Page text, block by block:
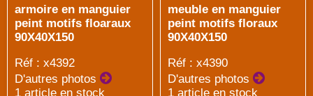
armoire en manguier
peint motifs floaraux
90X40X150
Réf : x4392
D'autres photos
1 article en stock
meuble en manguier
peint motifs floraux
90X40X150
Réf : x4390
D'autres photos
1 article en stock